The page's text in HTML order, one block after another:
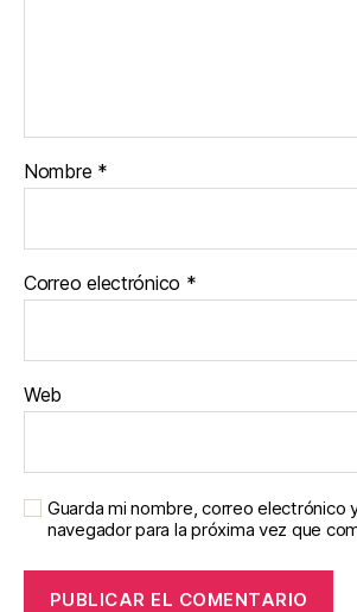
Nombre *
Correo electrónico *
Web
Guarda mi nombre, correo electrónico
navegador para la próxima vez que